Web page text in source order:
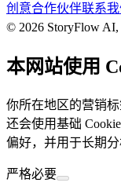
创意合作伙伴联系我
© 2026 StoryFlow
本网站使用
你所在地区的营销
还会使用基础
偏好，并用于长期分
严格必要